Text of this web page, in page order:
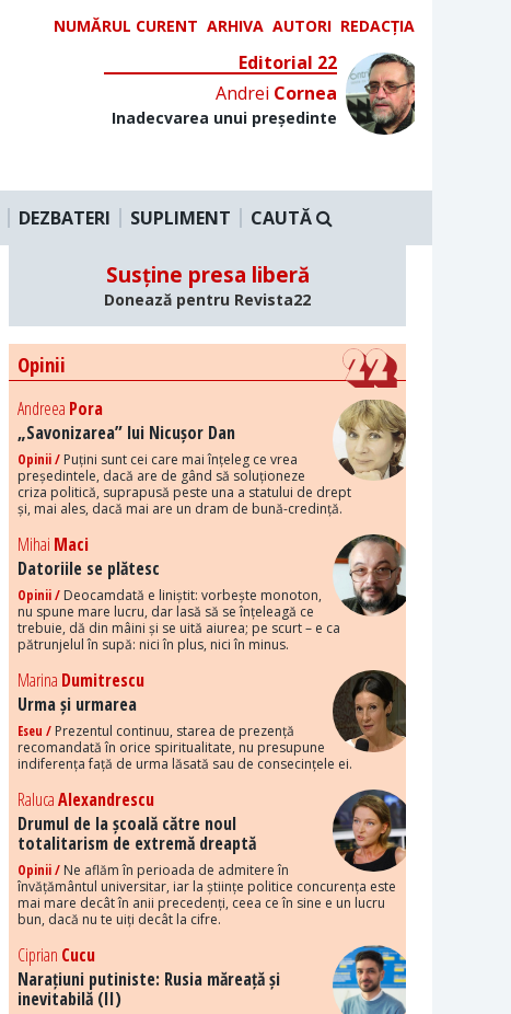
NUMĂRUL CURENT ARHIVA AUTORI REDACȚIA
Editorial 22
Andrei Cornea
Inadecvarea unui președinte
DEZBATERI SUPLIMENT CAUTĂ
Susține presa liberă
Donează pentru Revista22
Opinii
Andreea Pora
„Savonizarea” lui Nicușor Dan
Opinii / Puțini sunt cei care mai înțeleg ce vrea
președintele, dacă are de gând să soluționeze
criza politică, suprapusă peste una a statului de drept
și, mai ales, dacă mai are un dram de bună-credință.
Mihai Maci
Datoriile se plătesc
Opinii / Deocamdată e liniștit: vorbește monoton,
nu spune mare lucru, dar lasă să se înțeleagă ce
trebuie, dă din mâini și se uită aiurea; pe scurt – e ca
pătrunjelul în supă: nici în plus, nici în minus.
Marina Dumitrescu
Urma și urmarea
Eseu / Prezentul continuu, starea de prezență
recomandată în orice spiritualitate, nu presupune
indiferența față de urma lăsată sau de consecințele ei.
RalucaAlexandrescu
Drumul de la școală către noul
totalitarism de extremă dreaptă
Opinii / Ne aflăm în perioada de admitere în
învățământul universitar, iar la științe politice concurența este
mai mare decât în anii precedenți, ceea ce în sine e un lucru
bun, dacă nu te uiți decât la cifre.
Ciprian Cucu
Narațiuni putiniste: Rusia măreață și
inevitabilă (II)